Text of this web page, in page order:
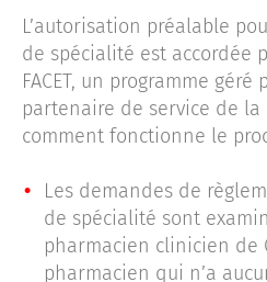
L’autorisation préalable
de spécialité est accordée
FACET, un programme géré
partenaire de service de la
comment fonctionne le
Les demandes de
de spécialité sont
pharmacien clinicien de
pharmacien qui n’a